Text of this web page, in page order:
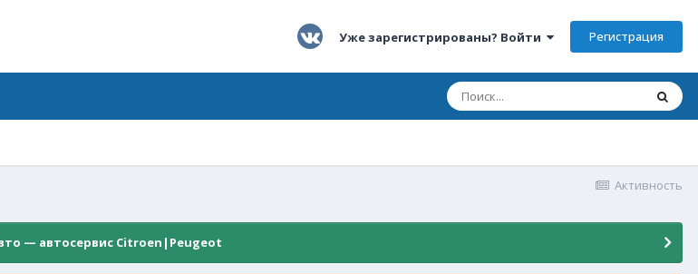
Уже зарегистрированы? Войти Регистрация
Активность
— автосервис Citroen|Peugeot